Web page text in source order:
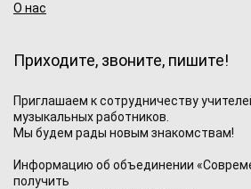
О нас
Приходите, звоните, пишите!
Приглашаем к сотрудничеству
музыкальных работников.
Мы будем рады новым знакомствам!
Информацию об объединении
получить